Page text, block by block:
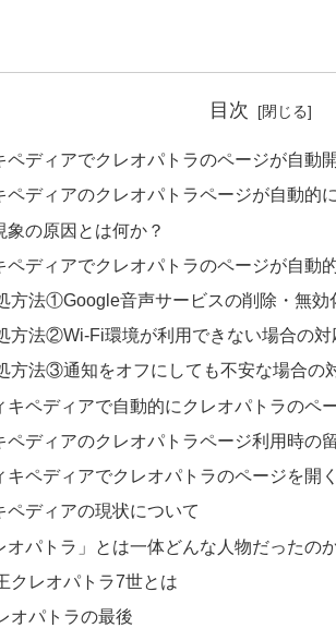
目次
ペディアでクレオパトラのページが自動
ペディアのクレオパトラページが自動的
象の原因とは何か？
ペディアでクレオパトラのページが自動
方法①Google音声サービスの削除・無効
方法②Wi-Fi環境が利用できない場合の対
方法③通知をオフにしても不安な場合の
キペディアで自動的にクレオパトラのペ
ペディアのクレオパトラページ利用時の
キペディアでクレオパトラのページを開
ペディアの現状について
オパトラ」とは一体どんな人物だったの
クレオパトラ7世とは
オパトラの最後